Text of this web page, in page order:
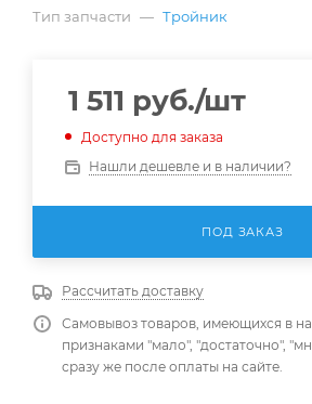
Тип запчасти — Тройник
1 511 руб./шт
Доступно для заказа
Нашли дешевле и в наличии?
ПОД ЗАКАЗ
Рассчитать доставку
Самовывоз товаров, имеющихся в
признаками "мало", "достаточно",
сразу же после оплаты на сайте.